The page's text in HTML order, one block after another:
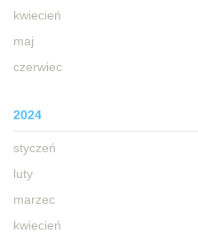
kwiecień
maj
czerwiec
2024
styczeń
luty
marzec
kwiecień